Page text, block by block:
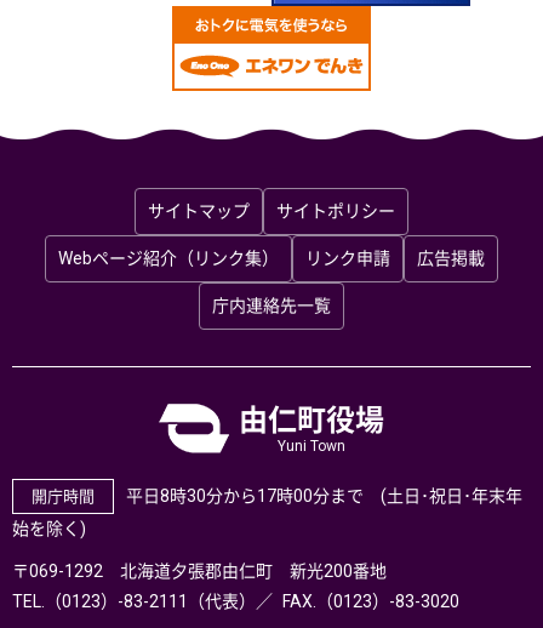
サイトマップ サイトポリシー
Webページ紹介（リンク集） リンク申請 広告掲載
庁内連絡先一覧
由仁町役場
Yuni Town
開庁時間
平日8時30分から17時00分まで (土日･祝日･年末年
始を除く)
〒069-1292 北海道夕張郡由仁町 新光200番地
TEL.（0123）-83-2111（代表）
FAX.（0123）-83-3020